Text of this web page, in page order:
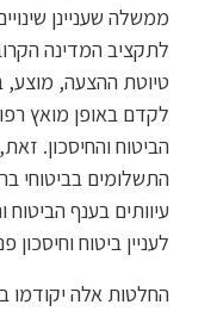
ממשלה שעניינן
לתקציב המדינה
טיוטת ההצעה, מוצע,
לקדם באופן מואץ
הביטוח והחיסכון.
התשלומים בביטוחי
עיוותים בענף
לעניין ביטוח וחיסכון
החלטות אלה יקודמו